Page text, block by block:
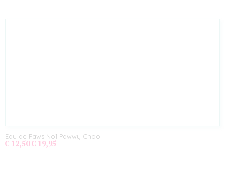
Eau de Paws No1 Pawwy Choo
€ 12,50 € 19,95